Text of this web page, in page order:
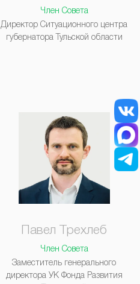
Член Совета
Директор Ситуационного центра
губернатора Тульской области
Павел Трехлеб
Член Совета
Заместитель генерального
директора УК Фонда Развития